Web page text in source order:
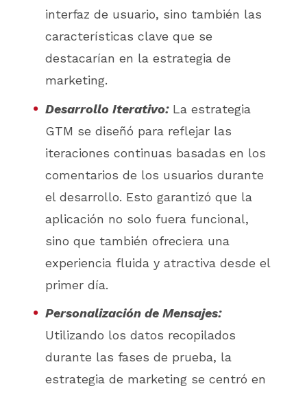
interfaz de usuario, sino también las
características clave que se
destacarían en la estrategia de
marketing.
Desarrollo Iterativo:La estrategia
GTM se diseñó para reflejar las
iteraciones continuas basadas en los
comentarios de los usuarios durante
el desarrollo. Esto garantizó que la
aplicación no solo fuera funcional,
sino que también ofreciera una
experiencia fluida y atractiva desde el
primer día.
Personalización de Mensajes:
Utilizando los datos recopilados
durante las fases de prueba, la
estrategia de marketing se centró en